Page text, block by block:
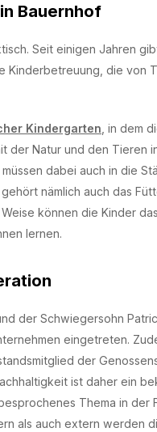
Bauernhof
Seit einigen Jahren
Kinderbetreuung, die von
Kindergarten , in dem
der Natur und den Tieren
dabei auch in die
nämlich auch das
können die Kinder
lernen.
der Schwiegersohn
eingetreten.
der
ist daher ein
Thema in der
als auch extern werden